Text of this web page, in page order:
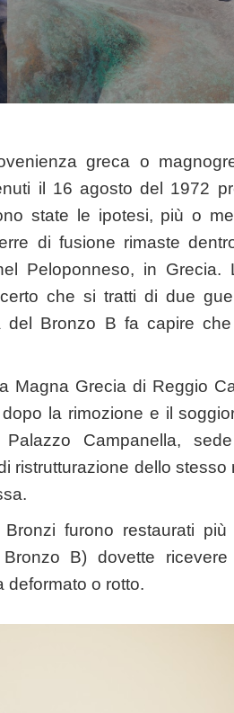
greca o
il 16 agosto del 1972
state le ipotesi, più o
di fusione rimaste
Peloponneso, in Grecia.
che si tratti di due
Bronzo B fa capire
Magna Grecia di Reggio
la rimozione e il
Campanella,
ristrutturazione dello stesso
furono restaurati
B) dovette
deformato o rotto.